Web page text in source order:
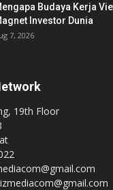
Budaya Kerja
Investor Dunia
7, 2026
19th Floor